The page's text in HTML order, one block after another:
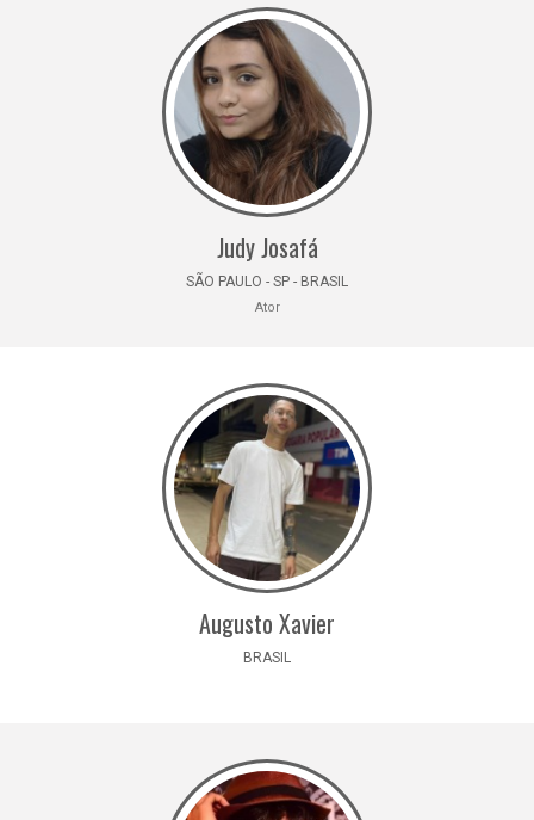
Judy Josafá
SÃO PAULO - SP - BRASIL
Ator
Augusto Xavier
BRASIL